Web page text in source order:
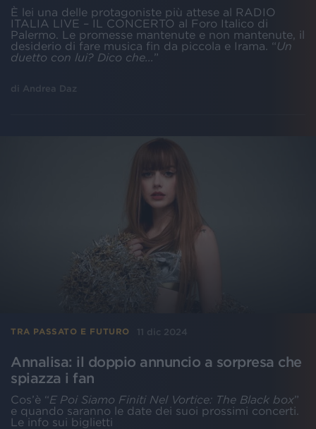
È lei una delle protagoniste più attese al RADIO
ITALIA LIVE – IL CONCERTO al Foro Italico di
Palermo. Le promesse mantenute e non mantenute, il
desiderio di fare musica fin da piccola e Irama. “Un
duetto con lui? Dico che...”
di Andrea Daz
TRA PASSATO E FUTURO 11 dic 2024
Annalisa: il doppio annuncio a sorpresa che
spiazza i fan
Cos’è “E Poi Siamo Finiti Nel Vortice: The Black box”
e quando saranno le date dei suoi prossimi concerti.
Le info sui biglietti